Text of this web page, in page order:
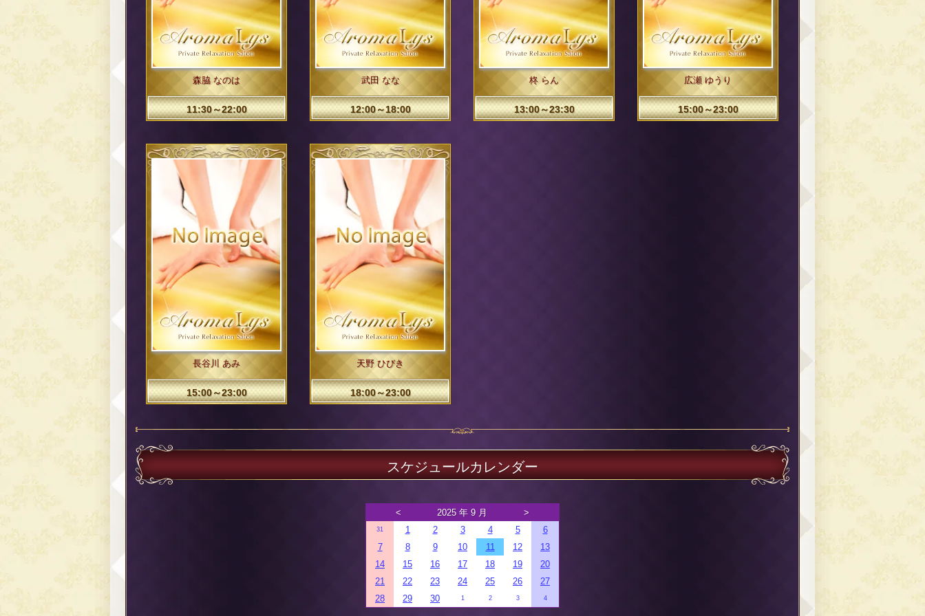
森脇 なのは
11:30～22:00
武田 なな
12:00～18:00
柊 らん
13:00～23:30
広瀬 ゆうり
15:00～23:00
長谷川 あみ
15:00～23:00
天野 ひびき
18:00～23:00
スケジュールカレンダー
< 2025 年 9 月 >
31 1 2 3 4 5
6
7
8 9 10 11 12
13
14
15 16 17 18 19
20
21
22 23 24 25 26
27
28
29 30 1 2 3 4